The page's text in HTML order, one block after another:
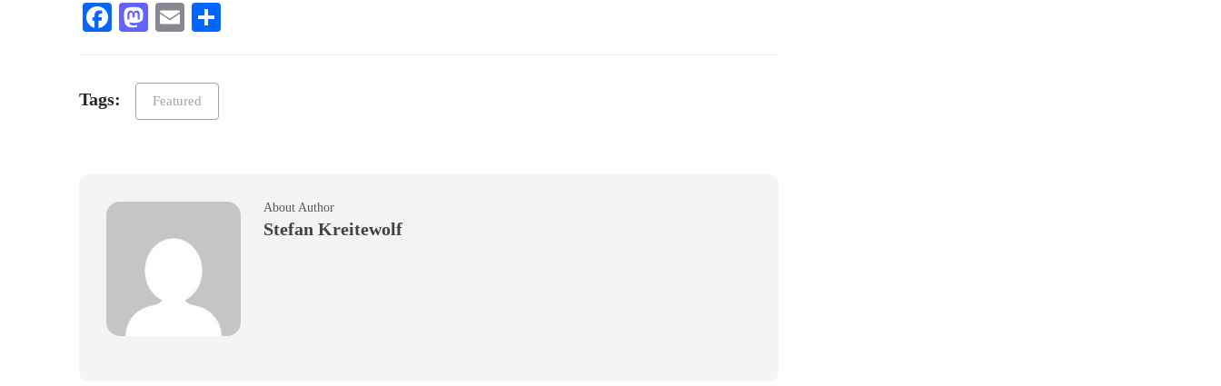
Facebook
Mastodon
Email
Tags: Featured
About Author
Stefan Kreitewolf